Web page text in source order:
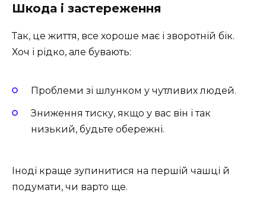
Шкода і застереження
Так, це життя, все хороше має і зворотній бік.
Хоч і рідко, але бувають:
Проблеми зі шлунком у чутливих людей.
Зниження тиску, якщо у вас він і так
низький, будьте обережні.
Іноді краще зупинитися на першій чашці й
подумати, чи варто ще.